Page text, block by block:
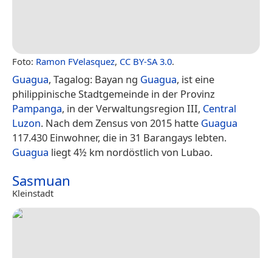
Foto: Ramon FVelasquez, CC BY-SA 3.0.
Guagua, Tagalog: Bayan ng Guagua, ist eine
philippinische Stadtgemeinde in der Provinz
Pampanga, in der Verwaltungsregion III, Central
Luzon. Nach dem Zensus von 2015 hatte Guagua
117.430 Einwohner, die in 31 Barangays lebten.
Guagua liegt 4½ km nordöstlich von Lubao.
Sasmuan
Kleinstadt